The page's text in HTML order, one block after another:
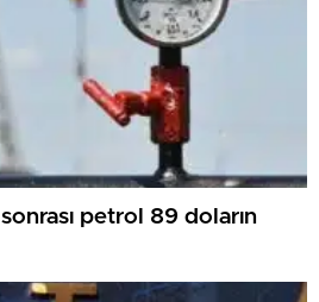
petrol 89 doların